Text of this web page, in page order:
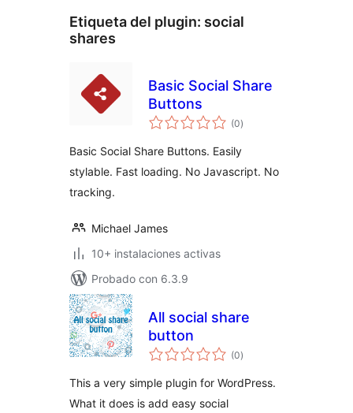
Etiqueta del plugin: social
shares
Basic Social Share
Buttons
(0total
de
)
Basic Social Share Buttons. Easily
stylable. Fast loading. No Javascript. No
tracking.
Michael James
10+ instalaciones activas
Probado con 6.3.9
All social share
button
(0total
de
)
This a very simple plugin for WordPress.
What it does is add easy social